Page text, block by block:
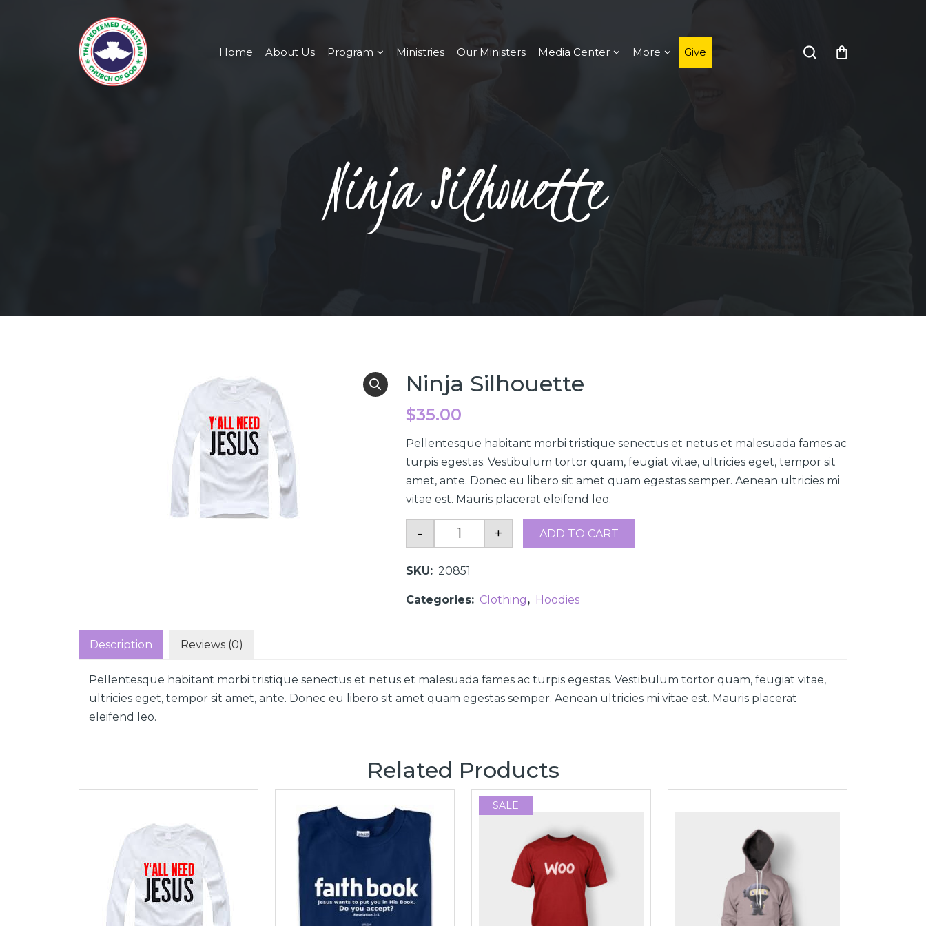
Home About Us Program Ministries Our Ministers Media Center More Give
Ninja Silhouette
Ninja Silhouette
$35.00
Pellentesque habitant morbi tristique senectus et netus et malesuada fames ac
turpis egestas. Vestibulum tortor quam, feugiat vitae, ultricies eget, tempor sit
amet, ante. Donec eu libero sit amet quam egestas semper. Aenean ultricies mi
vitae est. Mauris placerat eleifend leo.
Quantity
- + ADD TO CART
SKU: 20851
Categories: Clothing, Hoodies
Description Reviews (0)
Pellentesque habitant morbi tristique senectus et netus et malesuada fames ac turpis egestas. Vestibulum tortor quam, feugiat vitae,
ultricies eget, tempor sit amet, ante. Donec eu libero sit amet quam egestas semper. Aenean ultricies mi vitae est. Mauris placerat
eleifend leo.
Related Products
SALE